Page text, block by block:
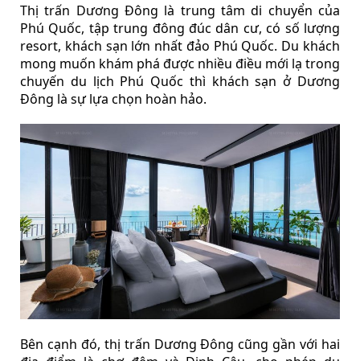
Thị trấn Dương Đông là trung tâm di chuyển của
Phú Quốc, tập trung đông đúc dân cư, có số lượng
resort, khách sạn lớn nhất đảo Phú Quốc. Du khách
mong muốn khám phá được nhiều điều mới lạ trong
chuyến du lịch Phú Quốc thì khách sạn ở Dương
Đông là sự lựa chọn hoàn hảo.
Bên cạnh đó, thị trấn Dương Đông cũng gần với hai